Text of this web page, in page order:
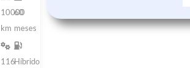
10000
km
60
meses
116Híbrido